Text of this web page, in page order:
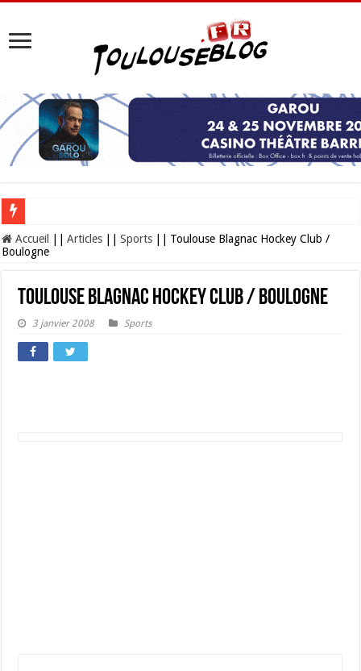
Les Nocturnes de la Cité de l’espace 2026 : l’événement incontournable de
Accueil Articles Sports
Toulouse Blagnac Hockey Club /
Boulogne
Toulouse Blagnac Hockey Club / Boulogne
3 janvier 2008 Sports